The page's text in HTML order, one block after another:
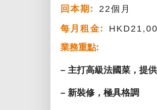
回本期:
22個月
每月租金:
業務重點:
– 主打高級法國菜，提
– 新裝修，極具格調